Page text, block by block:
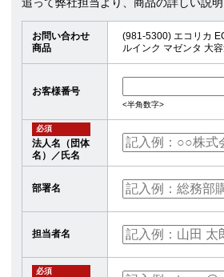
追って弊社担当より、商品の詳しい説明
お問い合わせ
商品
(981-5300) エコリカ
ルインク マゼンタ 大
お客様番号
<半角数字>
必須
法人名（団体
名）／氏名
部署名
担当者名
必須